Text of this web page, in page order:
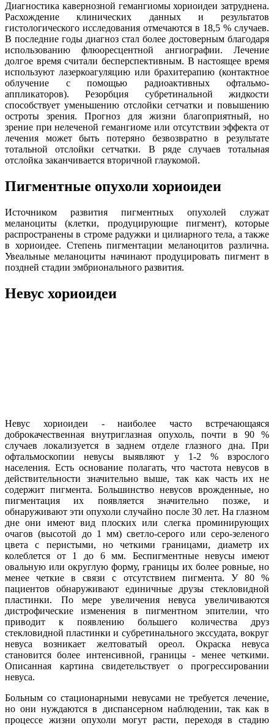
Диагностика кавернозной гемангиомы хориоидеи затруднена.
Расхождение клинических данных и результатов
гистологического исследования отмечаются в 18,5 % случаев.
В последние годы диагноз стал более достоверным благодаря
использованию флюоресцентной ангиографии. Лечение
долгое время считали бесперспективным. В настоящее время
используют лазеркоагуляцию или брахитерапию (контактное
облучение с помощью радиоактивных офтальмо-
аппликаторов). Резорбция субретинальной жидкости
способствует уменьшению отслойки сетчатки и повышению
остроты зрения. Прогноз для жизни благоприятный, но
зрение при нелеченой гемангиоме или отсутствии эффекта от
лечения может быть потеряно безвозвратно в результате
тотальной отслойки сетчатки. В ряде случаев тотальная
отслойка заканчивается вторичной глаукомой.
Пигментные опухоли хориоидеи
Источником развития пигментных опухолей служат
меланоциты (клетки, продуцирующие пигмент), которые
распространены в строме радужки и цилиарного тела, а также
в хориоидее. Степень пигментации меланоцитов различна.
Увеальные меланоциты начинают продуцировать пигмент в
поздней стадии эмбрионального развития.
Невус хориоидеи
Невус хориоидеи - наиболее часто встречающаяся
доброкачественная внутриглазная опухоль, почти в 90 %
случаев локализуется в заднем отделе глазного дна. При
офтальмоскопии невусы выявляют у 1-2 % взрослого
населения. Есть основание полагать, что частота невусов в
действительности значительно выше, так как часть их не
содержит пигмента. Большинство невусов врожденные, но
пигментация их появляется значительно позже, и
обнаруживают эти опухоли случайно после 30 лет. На глазном
дне они имеют вид плоских или слегка проминирующих
очагов (высотой до 1 мм) светло-серого или серо-зеленого
цвета с перистыми, но четкими границами, диаметр их
колеблется от 1 до 6 мм. Беспигментные невусы имеют
овальную или округлую форму, границы их более ровные, но
менее четкие в связи с отсутствием пигмента. У 80 %
пациентов обнаруживают единичные друзы стекловидной
пластинки. По мере увеличения невуса увеличиваются
дистрофические изменения в пигментном эпителии, что
приводит к появлению большего количества друз
стекловидной пластинки и субретинального экссудата, вокруг
невуса возникает желтоватый ореол. Окраска невуса
становится более интенсивной, границы - менее четкими.
Описанная картина свидетельствует о прогрессировании
невуса.
Больным со стационарными невусами не требуется лечение,
но они нуждаются в диспансерном наблюдении, так как в
процессе жизни опухоли могут расти, переходя в стадию